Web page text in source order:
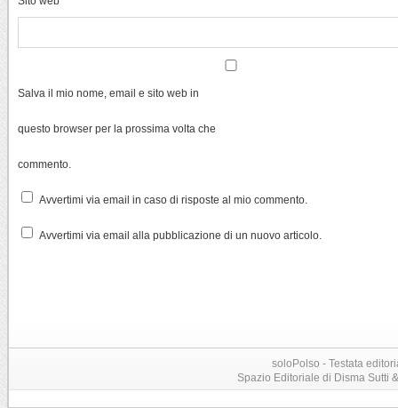
Salva il mio nome, email e sito web in
questo browser per la prossima volta che
commento.
Avvertimi via email in caso di risposte al mio commento.
Avvertimi via email alla pubblicazione di un nuovo articolo.
soloPolso - Testata
Spazio Editoriale di Disma Sutti